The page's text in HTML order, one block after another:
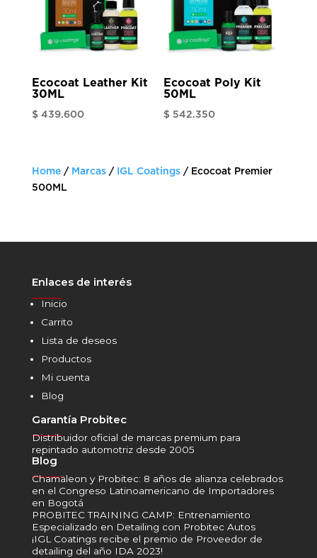
Ecocoat Leather Kit
30ML
$ 439.600
Ecocoat Poly Kit
50ML
$ 542.350
Home/ Marcas/ IGL Coatings/ Ecocoat Premier
500ML
Enlaces de interés
Inicio
Carrito
Lista de deseos
Productos
Mi cuenta
Blog
Garantía Probitec
______
Distribuidor oficial de marcas premium para
repintado automotriz desde 2005
Blog
______
Chamäleon y Probitec: 8 años de alianza celebrados
en el Congreso Latinoamericano de Importadores
en Bogotá
PROBITEC TRAINING CAMP: Entrenamiento
Especializado en Detailing con Probitec Autos
¡IGL Coatings recibe el premio de Proveedor de
detailing del año IDA 2023!